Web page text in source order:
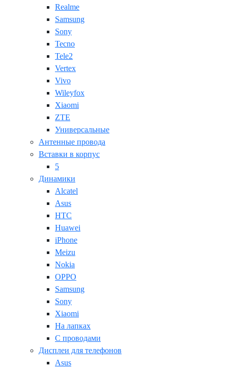
Realme
Samsung
Sony
Tecno
Tele2
Vertex
Vivo
Wileyfox
Xiaomi
ZTE
Универсальные
Антенные провода
Вставки в корпус
5
Динамики
Alcatel
Asus
HTC
Huawei
iPhone
Meizu
Nokia
OPPO
Samsung
Sony
Xiaomi
На лапках
С проводами
Дисплеи для телефонов
Asus